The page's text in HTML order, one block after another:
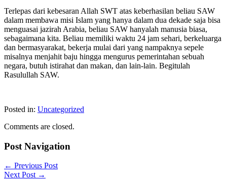
Terlepas dari kebesaran Allah SWT atas keberhasilan beliau SAW
dalam membawa misi Islam yang hanya dalam dua dekade saja bisa
menguasai jazirah Arabia, beliau SAW hanyalah manusia biasa,
sebagaimana kita. Beliau memiliki waktu 24 jam sehari, berkeluarga
dan bermasyarakat, bekerja mulai dari yang nampaknya sepele
misalnya menjahit baju hingga mengurus pemerintahan sebuah
negara, butuh istirahat dan makan, dan lain-lain. Begitulah
Rasulullah SAW.
Posted in: Uncategorized
Comments are closed.
Post Navigation
← Previous Post
Next Post →